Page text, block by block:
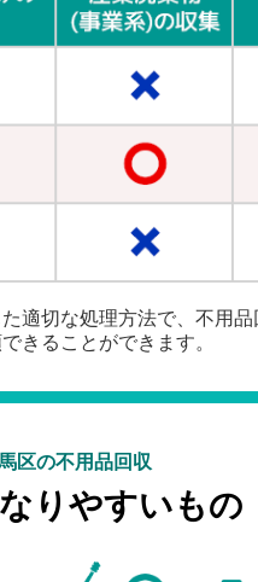
適切な処理方法で、不用品
きることができます。
区の不用品回収
りやすいもの